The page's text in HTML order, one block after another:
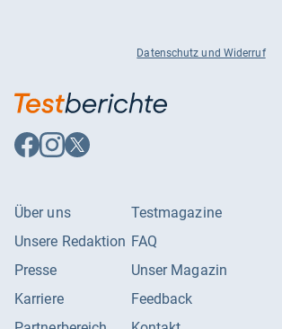
Datenschutz und Widerruf
Auf
Facebook
Auf
Instagram
Auf
X
Über uns
Unsere Redaktion
Presse
Karriere
Testmagazine
FAQ
Unser Magazin
Feedback